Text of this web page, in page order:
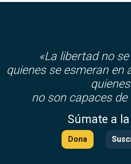
«La libertad no
quienes se esmeran en
quienes
no son capaces de
Súmate a la
Dona